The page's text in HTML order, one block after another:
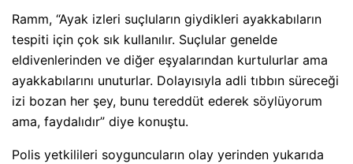
Ramm, “Ayak izleri suçluların giydikleri ayakkabıların
tespiti için çok sık kullanılır. Suçlular genelde
eldivenlerinden ve diğer eşyalarından kurtulurlar ama
ayakkabılarını unuturlar. Dolayısıyla adli tıbbın süreceği
izi bozan her şey, bunu tereddüt ederek söylüyorum
ama, faydalıdır” diye konuştu.
Polis yetkilileri soyguncuların olay yerinden yukarıda